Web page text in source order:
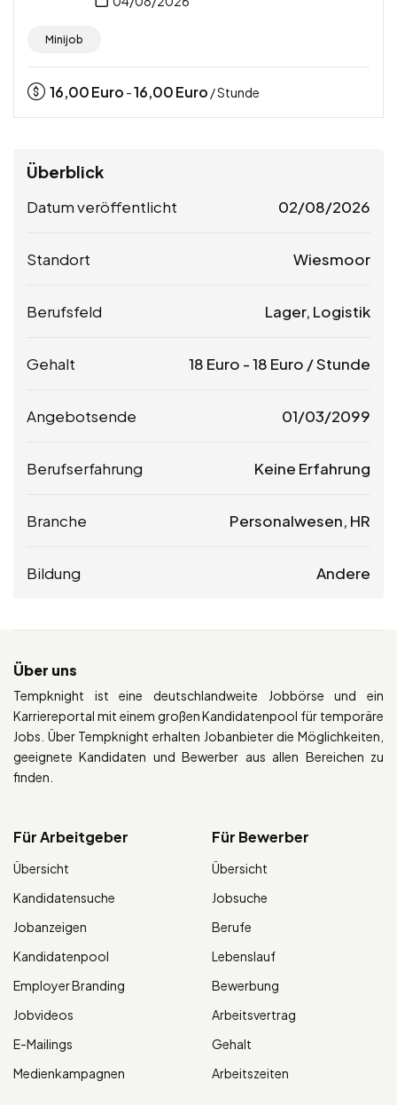
Minijob
16,00Euro -16,00Euro / Stunde
Überblick
Datum veröffentlicht 02/08/2026
Standort Wiesmoor
Berufsfeld Lager, Logistik
Gehalt 18 Euro -18 Euro / Stunde
Angebotsende 01/03/2099
Berufserfahrung Keine Erfahrung
Branche Personalwesen, HR
Bildung Andere
Über uns
Tempknight ist eine deutschlandweite Jobbörse und ein
Karriereportal mit einem großen Kandidatenpool für temporäre
Jobs. Über Tempknight erhalten Jobanbieter die Möglichkeiten,
geeignete Kandidaten und Bewerber aus allen Bereichen zu
finden.
Für Arbeitgeber
Übersicht
Kandidatensuche
Jobanzeigen
Kandidatenpool
Employer Branding
Jobvideos
E-Mailings
Medienkampagnen
Für Bewerber
Übersicht
Jobsuche
Berufe
Lebenslauf
Bewerbung
Arbeitsvertrag
Gehalt
Arbeitszeiten